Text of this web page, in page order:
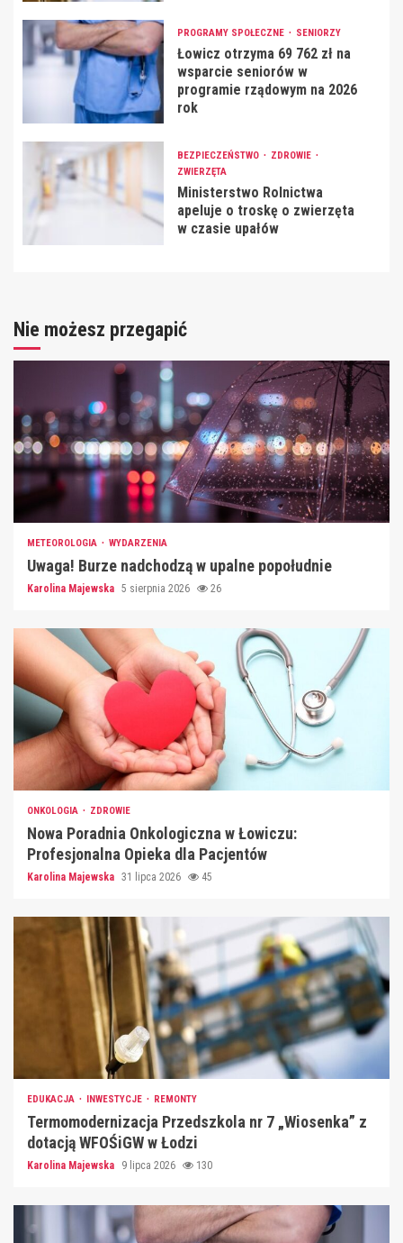
PROGRAMY SPOŁECZNE SENIORZY
Łowicz otrzyma 69 762 zł na
wsparcie seniorów w
programie rządowym na 2026
rok
BEZPIECZEŃSTWO
ZDROWIE
ZWIERZĘTA
Ministerstwo Rolnictwa
apeluje o troskę o zwierzęta
w czasie upałów
Nie możesz przegapić
METEOROLOGIA WYDARZENIA
Uwaga! Burze nadchodzą w upalne popołudnie
Karolina Majewska 5 sierpnia 2026 26
ONKOLOGIA ZDROWIE
Nowa Poradnia Onkologiczna w Łowiczu:
Profesjonalna Opieka dla Pacjentów
Karolina Majewska 31 lipca 2026 45
EDUKACJA INWESTYCJE REMONTY
Termomodernizacja Przedszkola nr 7 „Wiosenka” z
dotacją WFOŚiGW w Łodzi
Karolina Majewska 9 lipca 2026 130